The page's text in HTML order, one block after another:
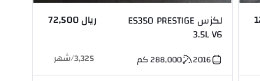
لكزس ES350 PRESTIGE
3.5L V6
ريال 72,500
2016
288,000كم 3,325
/شهر